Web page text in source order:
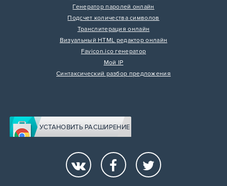
Генератор паролей онлайн
Подсчет количества символов
Транслитерация онлайн
Визуальный HTML редактор онлайн
Favicon.ico генератор
Мой IP
Синтаксический разбор предложения
УСТАНОВИТЬ РАСШИРЕНИЕ